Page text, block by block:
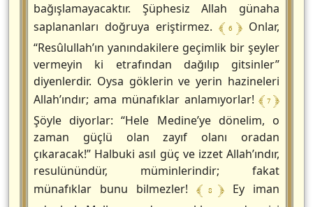
bağışlamayacaktır. Şüphesiz Allah günaha
saplananları doğruya eriştirmez. ﴾ 6 ﴿ Onlar,
“Resûlullah’ın yanındakilere geçimlik bir şeyler
vermeyin ki etrafından dağılıp gitsinler”
diyenlerdir. Oysa göklerin ve yerin hazineleri
Allah’ındır; ama münafıklar anlamıyorlar!﴾ 7 ﴿
Şöyle diyorlar: “Hele Medine’ye dönelim, o
zaman güçlü olan zayıf olanı oradan
çıkaracak!” Halbuki asıl güç ve izzet Allah’ındır,
resulünündür, müminlerindir; fakat
münafıklar bunu bilmezler! ﴾ 8 ﴿ Ey iman